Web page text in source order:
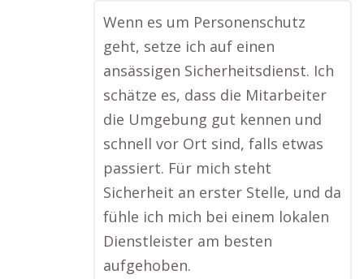
Wenn es um Personenschutz
geht, setze ich auf einen
ansässigen Sicherheitsdienst. Ich
schätze es, dass die Mitarbeiter
die Umgebung gut kennen und
schnell vor Ort sind, falls etwas
passiert. Für mich steht
Sicherheit an erster Stelle, und da
fühle ich mich bei einem lokalen
Dienstleister am besten
aufgehoben.